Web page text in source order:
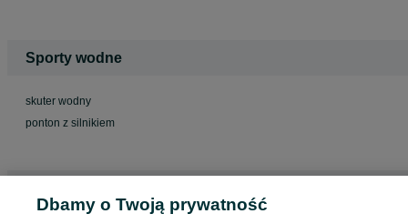
Sporty wodne
skuter wodny
ponton z silnikiem
Dbamy o Twoją prywatność